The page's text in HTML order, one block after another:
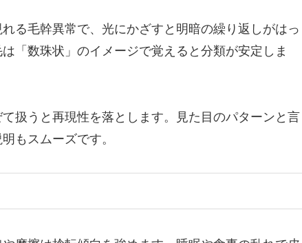
る毛幹異常で、光にかざすと明暗の繰り返しがはっ
「数珠状」のイメージで覚えると分類が安定しま
扱うと再現性を落とします。見た目のパターンと言
もスムーズです。